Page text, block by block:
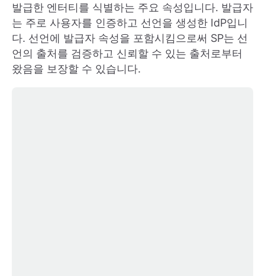
발급한 엔터티를 식별하는 주요 속성입니다. 발급자
는 주로 사용자를 인증하고 선언을 생성한 IdP입니
다. 선언에 발급자 속성을 포함시킴으로써 SP는 선
언의 출처를 검증하고 신뢰할 수 있는 출처로부터
왔음을 보장할 수 있습니다.